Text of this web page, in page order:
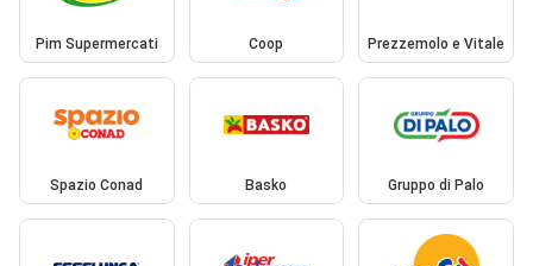
Pim Supermercati Coop Prezzemolo e Vitale
Spazio Conad Basko Gruppo di Palo